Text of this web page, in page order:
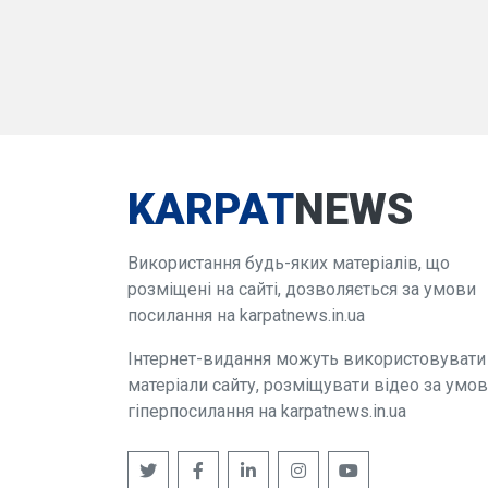
KARPATNEWS
Використання будь-яких матеріалів, що
розміщені на сайті, дозволяється за умови
посилання на karpatnews.in.ua
Інтернет-видання можуть використовувати
матеріали сайту, розміщувати відео за
гіперпосилання на karpatnews.in.ua